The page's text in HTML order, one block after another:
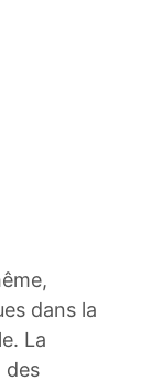
dans la
La
des